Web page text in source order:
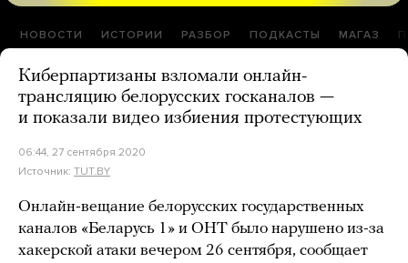
НОВОСТИ ИСТОРИИ РАЗБОР ПОДКАСТЫ МАГАЗ
Киберпартизаны взломали онлайн-
трансляцию белорусских госканалов —
и показали видео избиения протестующих
06:44, 27 сентября 2020
Источник: TUT.BY
Онлайн-вещание белорусских государственных
каналов «Беларусь 1» и ОНТ было нарушено из-за
хакерской атаки вечером 26 сентября, сообщает